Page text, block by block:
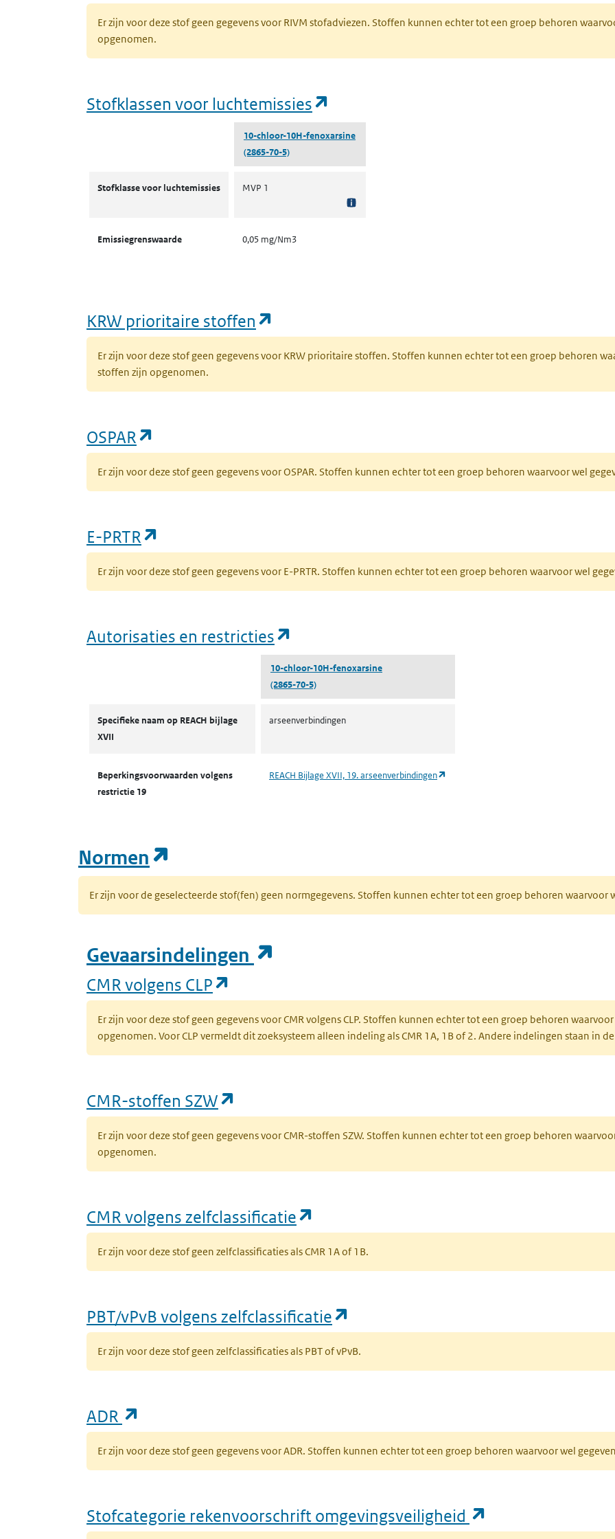
Er zijn voor deze stof geen gegevens voor RIVM stofadviezen. Stoffen kunnen echter tot een groep behoren
opgenomen.
Stofklassen voor luchtemissies
10-chloor-10H-fenoxarsine
(2865-70-5)
Stofklasse voor luchtemissies MVP 1
Emissiegrenswaarde 0,05 mg/Nm3
KRW prioritaire stoffen
Er zijn voor deze stof geen gegevens voor KRW prioritaire stoffen. Stoffen kunnen echter tot een groep behoren
stoffen zijn opgenomen.
OSPAR
Er zijn voor deze stof geen gegevens voor OSPAR. Stoffen kunnen echter tot een groep behoren waarvoor wel
E-PRTR
Er zijn voor deze stof geen gegevens voor E-PRTR. Stoffen kunnen echter tot een groep behoren waarvoor wel
Autorisaties en restricties
10-chloor-10H-fenoxarsine
(2865-70-5)
Specifieke naam op REACH bijlage
XVII
arseenverbindingen
Beperkingsvoorwaarden volgens
restrictie 19
REACH Bijlage XVII, 19. arseenverbindingen
Normen
Er zijn voor de geselecteerde stof(fen) geen normgegevens. Stoffen kunnen echter tot een groep behoren waarvoor
Gevaarsindelingen
CMR volgens CLP
Er zijn voor deze stof geen gegevens voor CMR volgens CLP. Stoffen kunnen echter tot een groep behoren
opgenomen. Voor CLP vermeldt dit zoeksysteem alleen indeling als CMR 1A, 1B of 2. Andere indelingen staan in
CMR-stoffen SZW
Er zijn voor deze stof geen gegevens voor CMR-stoffen SZW. Stoffen kunnen echter tot een groep behoren
opgenomen.
CMR volgens zelfclassificatie
Er zijn voor deze stof geen zelfclassificaties als CMR 1A of 1B.
PBT/vPvB volgens zelfclassificatie
Er zijn voor deze stof geen zelfclassificaties als PBT of vPvB.
ADR
Er zijn voor deze stof geen gegevens voor ADR. Stoffen kunnen echter tot een groep behoren waarvoor wel
Stofcategorie rekenvoorschrift omgevingsveiligheid